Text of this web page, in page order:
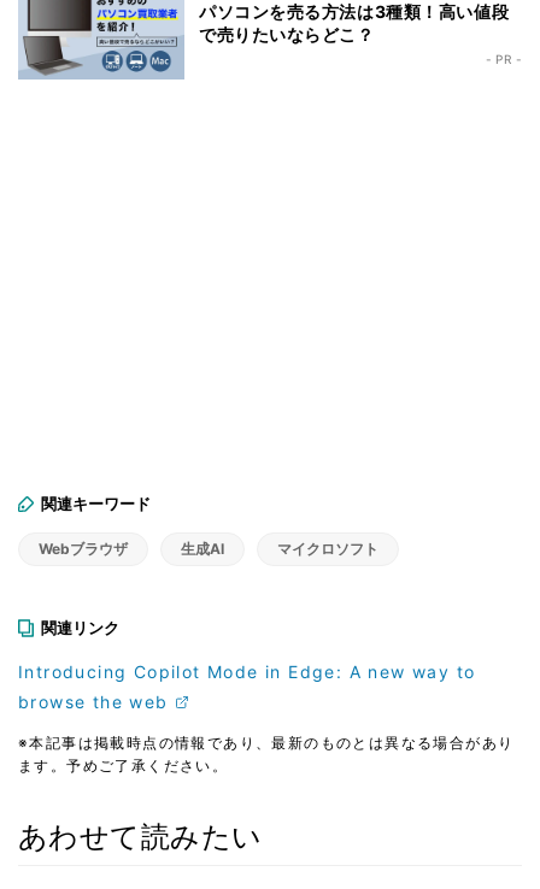
パソコンを売る方法は3種類！高い値段
で売りたいならどこ？
- PR -
関連キーワード
Webブラウザ 生成AI マイクロソフト
関連リンク
Introducing Copilot Mode in Edge: A new way to
browse the web
※本記事は掲載時点の情報であり、最新のものとは異なる場合があり
ます。予めご了承ください。
あわせて読みたい